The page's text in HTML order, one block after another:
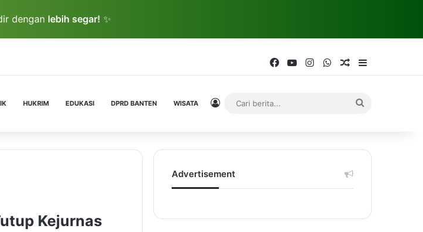
dengan lebih segar! ✨
FacebookYouTubeInstagramWhatsAppRandom Article
HUKRIM EDUKASI DPRD BANTEN WISATA Log In
Kejurnas
Advertisement